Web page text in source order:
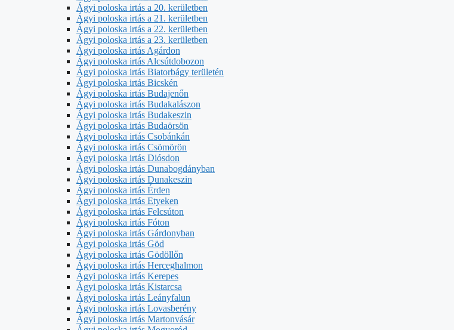
Ágyi poloska irtás a 20. kerületben
Ágyi poloska irtás a 21. kerületben
Ágyi poloska irtás a 22. kerületben
Ágyi poloska irtás a 23. kerületben
Ágyi poloska irtás Agárdon
Ágyi poloska irtás Alcsútdobozon
Ágyi poloska irtás Biatorbágy területén
Ágyi poloska irtás Bicskén
Ágyi poloska irtás Budajenőn
Ágyi poloska irtás Budakalászon
Ágyi poloska irtás Budakeszin
Ágyi poloska irtás Budaörsön
Ágyi poloska irtás Csobánkán
Ágyi poloska irtás Csömörön
Ágyi poloska irtás Diósdon
Ágyi poloska irtás Dunabogdányban
Ágyi poloska irtás Dunakeszin
Ágyi poloska irtás Érden
Ágyi poloska irtás Etyeken
Ágyi poloska irtás Felcsúton
Ágyi poloska irtás Fóton
Ágyi poloska irtás Gárdonyban
Ágyi poloska irtás Göd
Ágyi poloska irtás Gödöllőn
Ágyi poloska irtás Herceghalmon
Ágyi poloska irtás Kerepes
Ágyi poloska irtás Kistarcsa
Ágyi poloska irtás Leányfalun
Ágyi poloska irtás Lovasberény
Ágyi poloska irtás Martonvásár